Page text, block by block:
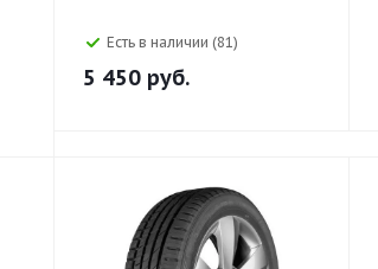
Есть в наличии (81)
5 450 руб.